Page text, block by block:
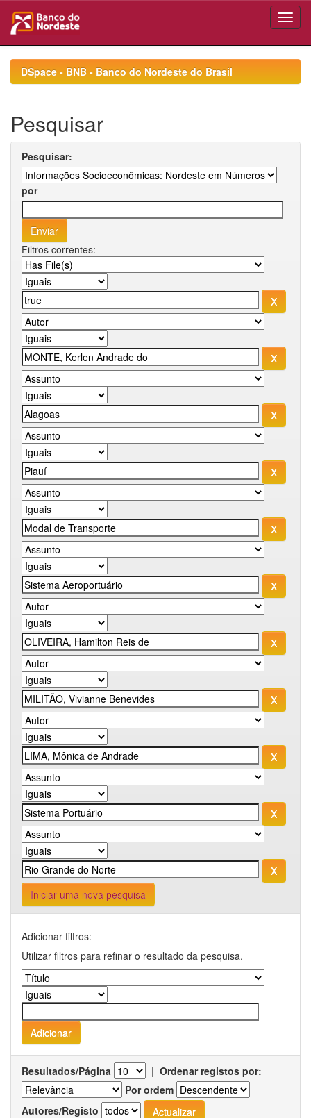
navigationDSpace - BNB - Banco do Nordeste do Brasil
Pesquisar
Pesquisar:
por
Filtros correntes:
Iniciar uma nova pesquisa
Adicionar filtros:
Utilizar filtros para refinar o resultado da pesquisa.
Resultados/Página | Ordenar registos por:
Por ordem
Autores/Registo